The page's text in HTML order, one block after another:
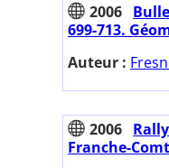
2006
699-713.
Auteur :
2006
Franche-